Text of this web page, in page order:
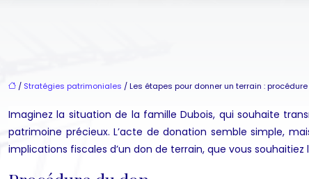
/ Stratégies patrimoniales / Les étapes pour donner un terrain :
Imaginez la situation de la famille Dubois, qui souhaite
patrimoine précieux. L’acte de donation semble simple,
implications fiscales d’un don de terrain, que vous